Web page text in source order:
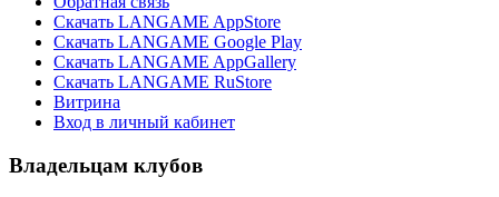
Скачать LANGAME AppStore
Скачать LANGAME Google Play
Скачать LANGAME AppGallery
Скачать LANGAME RuStore
Витрина
Вход в личный кабинет
Владельцам клубов